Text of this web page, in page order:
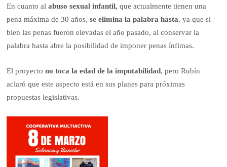
En cuanto alabuso sexual infantil, que actualmente tienen una
pena máxima de 30 años, se elimina la palabra hasta, ya que si
bien las penas fueron elevadas el año pasado, al conservar la
palabra hasta abre la posibilidad de imponer penas ínfimas.
El proyecto no toca la edad de la imputabilidad, pero Rubín
aclaró que este aspecto está en sus planes para próximas
propuestas legislativas.